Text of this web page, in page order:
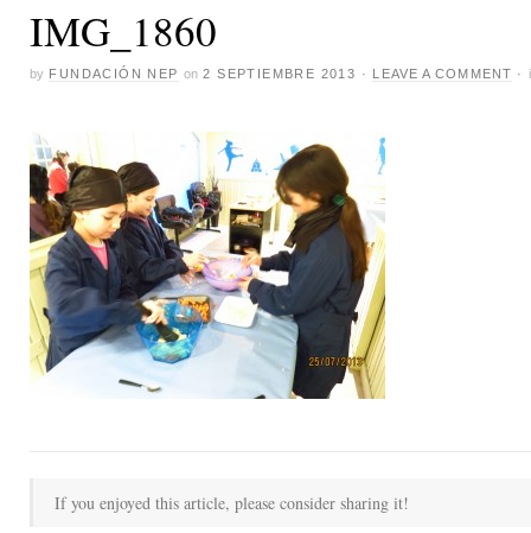
IMG_1860
by FUNDACIÓN NEP on 2 SEPTIEMBRE 2013 · LEAVE A COMMENT ·
If you enjoyed this article, please consider sharing it!